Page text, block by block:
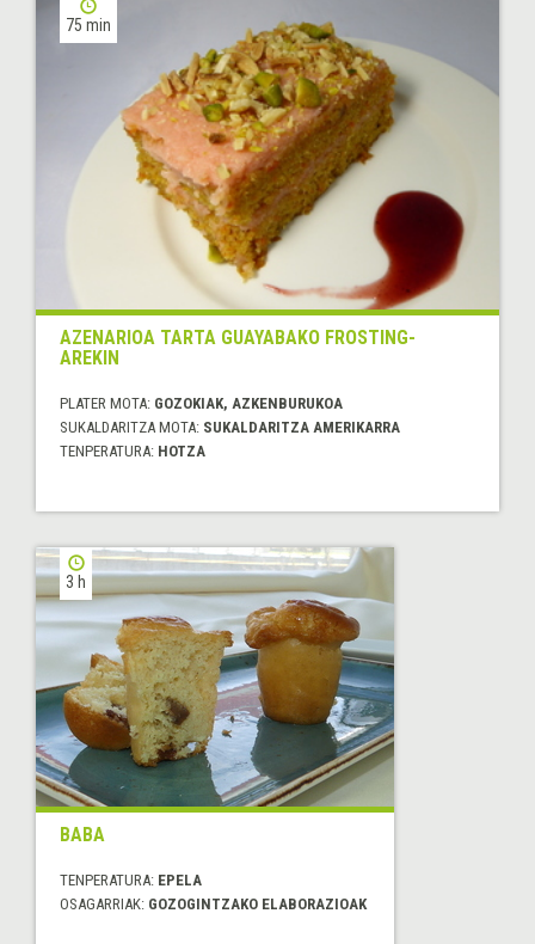
75 min
AZENARIOA TARTA GUAYABAKO FROSTING-
AREKIN
PLATER MOTA: GOZOKIAK, AZKENBURUKOA
SUKALDARITZA MOTA: SUKALDARITZA AMERIKARRA
TENPERATURA: HOTZA
3 h
BABA
TENPERATURA: EPELA
OSAGARRIAK: GOZOGINTZAKO ELABORAZIOAK